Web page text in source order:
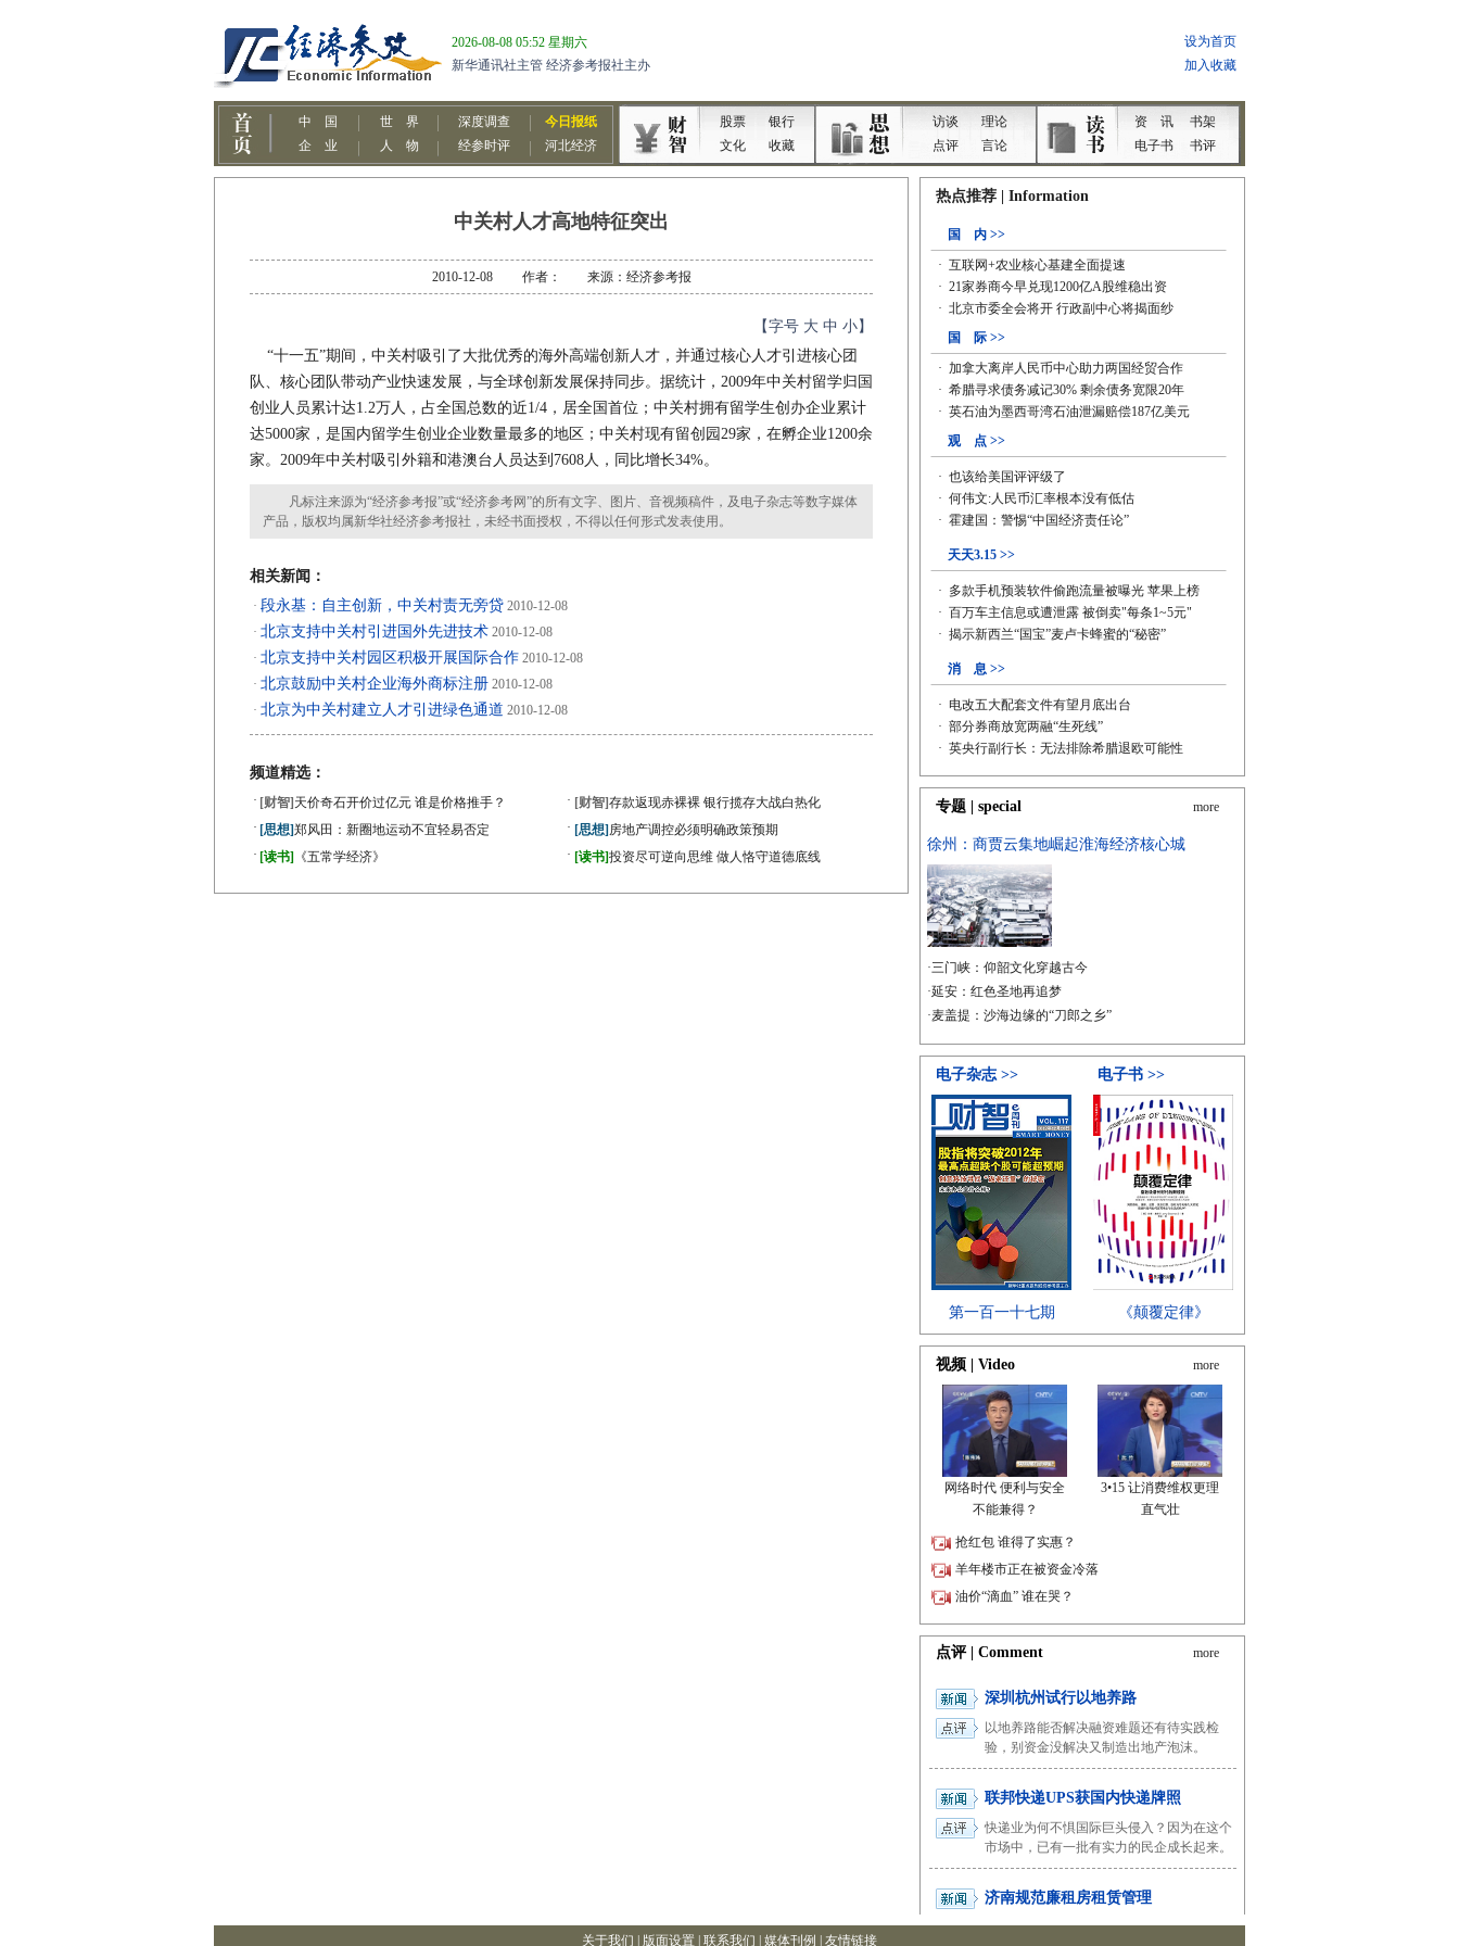
中关村人才高地特征突出
2010-12-08 作者： 来源：经济参考报
【字号 大 中 小】
“十一五”期间，中关村吸引了大批优秀的海外高端创新人才，并通过核心人才引进核心团
队、核心团队带动产业快速发展，与全球创新发展保持同步。据统计，2009年中关村留学归国
创业人员累计达1.2万人，占全国总数的近1/4，居全国首位；中关村拥有留学生创办企业累计
达5000家，是国内留学生创业企业数量最多的地区；中关村现有留创园29家，在孵企业1200余
家。2009年中关村吸引外籍和港澳台人员达到7608人，同比增长34%。
凡标注来源为“经济参考报”或“经济参考网”的所有文字、图片、音视频稿件，及电子杂志等数字媒体
产品，版权均属新华社经济参考报社，未经书面授权，不得以任何形式发表使用。
相关新闻：
· 段永基：自主创新，中关村责无旁贷 2010-12-08
· 北京支持中关村引进国外先进技术 2010-12-08
· 北京支持中关村园区积极开展国际合作 2010-12-08
· 北京鼓励中关村企业海外商标注册 2010-12-08
· 北京为中关村建立人才引进绿色通道 2010-12-08
频道精选：
· [财智] 天价奇石开价过亿元 谁是价格推手？ · [财智]存款返现赤裸裸 银行揽存大战白热化
· [思想]郑风田：新圈地运动不宜轻易否定 · [思想] 房地产调控必须明确政策预期
· [读书] 《五常学经济》 · [读书]投资尽可逆向思维 做人恪守道德底线
关于我们 | 版面设置 | 联系我们 | 媒体刊例 友情链接